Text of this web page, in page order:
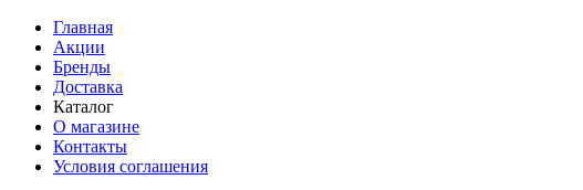
Главная
Акции
Бренды
Доставка
Каталог
О магазине
Контакты
Условия соглашения